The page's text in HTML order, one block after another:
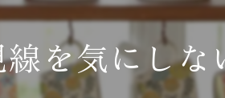
を気にし